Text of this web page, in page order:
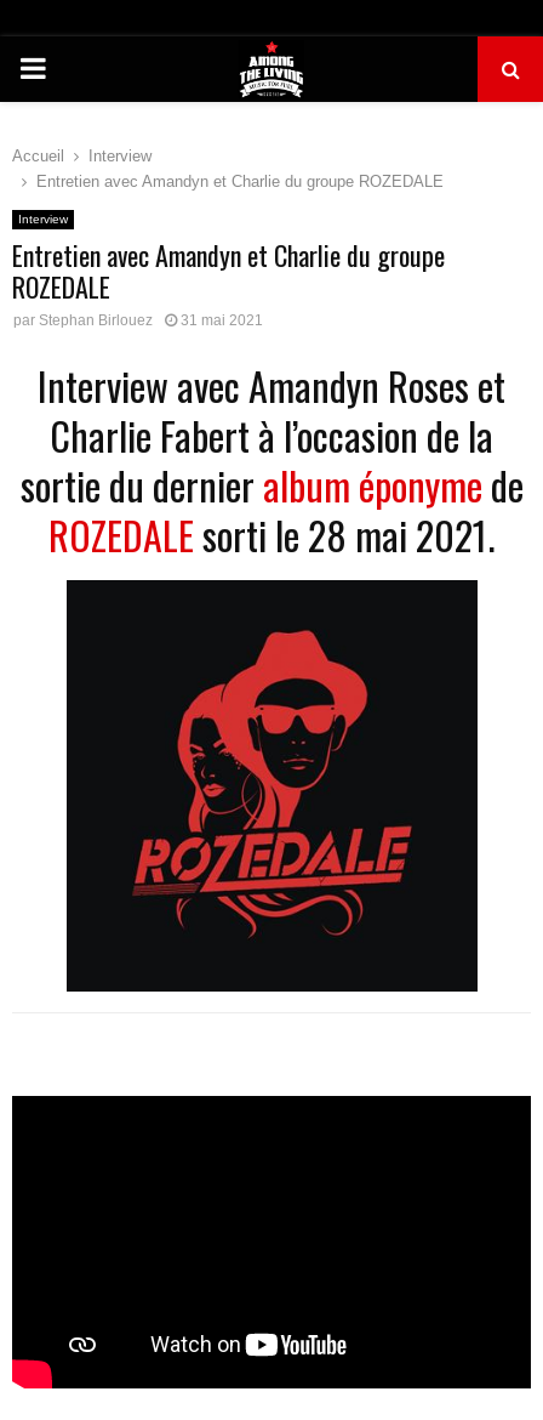
PRIMARY
Accueil
Interview
Entretien avec Amandyn et Charlie du groupe ROZEDALE
Interview
Entretien avec Amandyn et Charlie du groupe
ROZEDALE
par Stephan Birlouez 31 mai 2021
Interview avec Amandyn Roses et
Charlie Fabert à l’occasion de la
sortie du dernieralbum éponymede
ROZEDALEsorti le 28 mai 2021.